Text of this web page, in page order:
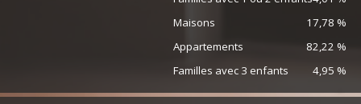
Maisons
17,78 %
Appartements
82,22 %
Familles avec 3 enfants
4,95 %